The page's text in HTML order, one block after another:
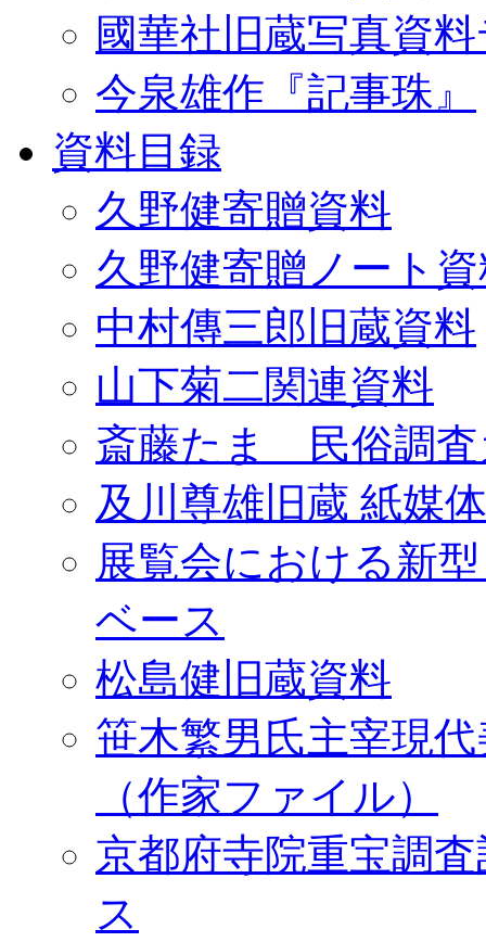
國華社旧蔵写真資
今泉雄作『記事珠』
資料目録
久野健寄贈資料
久野健寄贈ノート
中村傳三郎旧蔵資料
山下菊二関連資料
斎藤たま 民俗調査
及川尊雄旧蔵 紙媒
展覧会における新
ベース
松島健旧蔵資料
笹木繁男氏主宰現
（作家ファイル）
京都府寺院重宝調
ス